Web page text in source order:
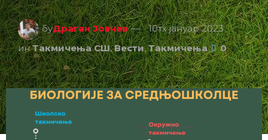
бyДраган Јовчев
10тх јануар 2023
ин Такмичења СШ,Вести,Такмичења 0